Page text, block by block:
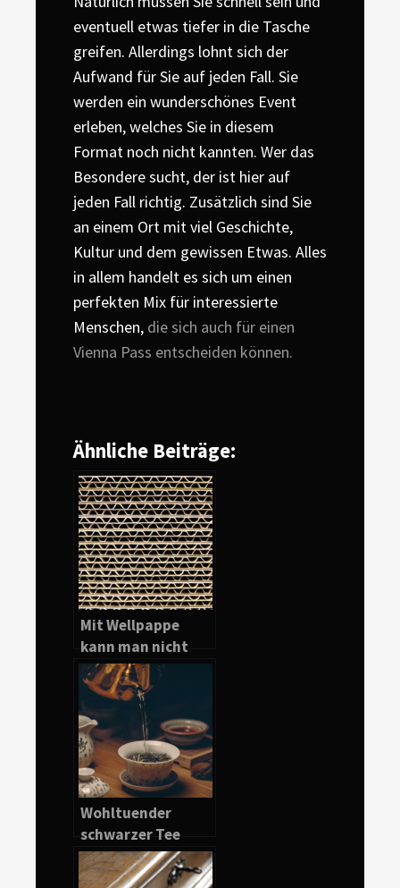
eventuell etwas tiefer in die Tasche
greifen. Allerdings lohnt sich der
Aufwand für Sie auf jeden Fall. Sie
werden ein wunderschönes Event
erleben, welches Sie in diesem
Format noch nicht kannten. Wer das
Besondere sucht, der ist hier auf
jeden Fall richtig. Zusätzlich sind Sie
an einem Ort mit viel Geschichte,
Kultur und dem gewissen Etwas. Alles
in allem handelt es sich um einen
perfekten Mix für interessierte
Menschen, die sich auch für einen
Vienna Pass entscheiden können.
Ähnliche Beiträge:
Mit Wellpappe
kann man nicht
nur gut verpacken
Wohltuender
schwarzer Tee
bringt den Körper
in Schwung